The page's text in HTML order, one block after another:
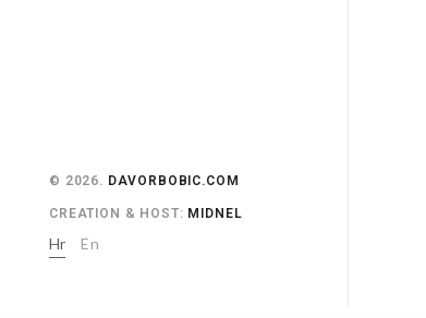
© 2026. DAVORBOBIC.COM
CREATION & HOST: MIDNEL
Hr En